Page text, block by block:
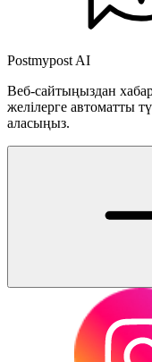
Postmypost AI
Веб-сайтыңыздан
желілерге автоматты
аласыңыз.